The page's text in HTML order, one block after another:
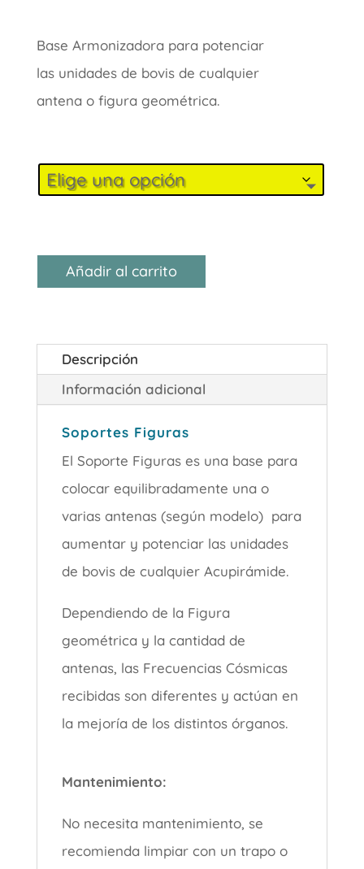
desde
77€
hasta
Base Armonizadora para potenciar
las unidades de bovis de cualquier
antena o figura geométrica.
Añadir al carrito
Descripción
Información adicional
Soportes Figuras
El Soporte Figuras es una base para
colocar equilibradamente una o
varias antenas (según modelo) para
aumentar y potenciar las unidades
de bovis de cualquier Acupirámide.
Dependiendo de la Figura
geométrica y la cantidad de
antenas, las Frecuencias Cósmicas
recibidas son diferentes y actúan en
la mejoría de los distintos órganos.
Mantenimiento:
No necesita mantenimiento, se
recomienda limpiar con un trapo o